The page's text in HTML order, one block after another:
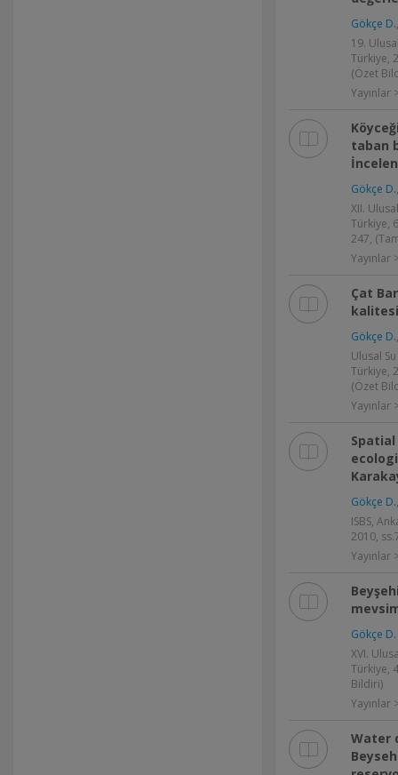
Gökçe D.
19.
Türkiye,
(Özet
Yayınlar
taban
Gökçe D.
XII.
Türkiye,
247,
Yayınlar
Çat
Gökçe D.
Ulusal
Türkiye,
(Özet
Yayınlar
Gökçe D.
ISBS,
2010,
Yayınlar
Gökçe D.
XVI.
Türkiye,
Bildiri)
Yayınlar
Water